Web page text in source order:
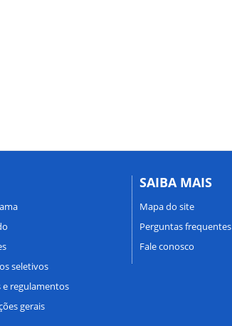
seletivos
e regulamentos
gerais
SAIBA MAIS
Mapa do site
Perguntas frequentes
Fale conosco